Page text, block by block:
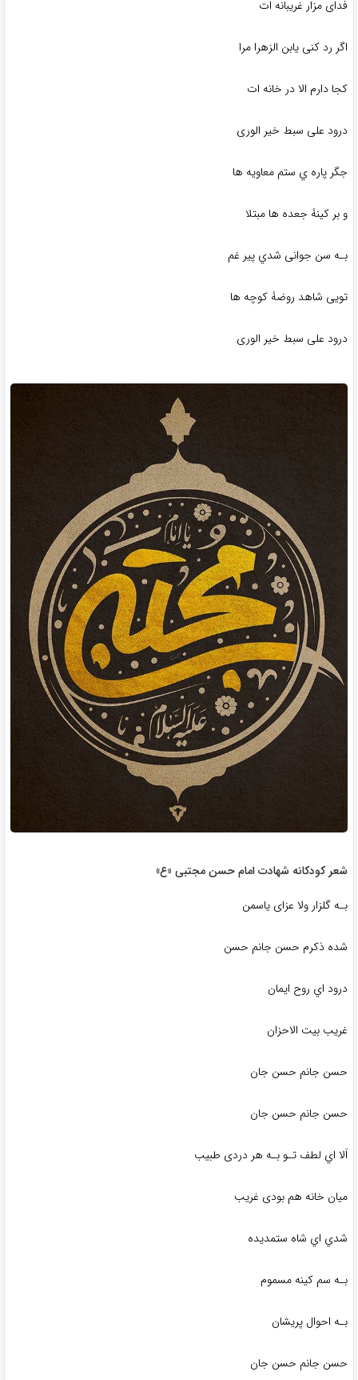
فدای مزار غریبانه ات
اگر رد کنی یابن الزهرا مرا
کجا دارم الا در خانه ات
درود علی سبط خیر الوری
جگر پاره ي ستم معاویه ها
و بر کینۀ جعده ها مبتلا
بـه سن جوانی شدي پیر غم
تویی شاهد روضۀ کوچه ها
درود علی سبط خیر الوری
شعر کودکانه شهادت امام حسن مجتبی «ع»
بـه گلزار ولا عزای یاسمن
شده ذکرم حسن جانم حسن
درود اي روح ایمان
غریب بیت الاحزان
حسن جانم حسن جان
حسن جانم حسن جان
اَلا اي لطف تـو بـه هر دردی طبیب
میان خانه هم بودی غریب
شدي اي شاه ستمدیده
بـه سم کینه مسموم
بـه احوال پریشان
حسن جانم حسن جان